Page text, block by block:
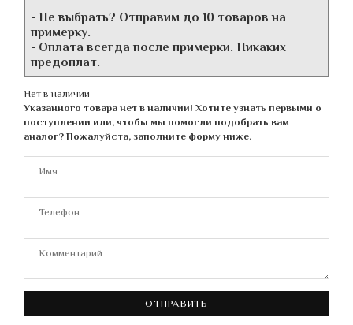
- Не выбрать? Отправим до 10 товаров на
примерку.
- Оплата всегда после примерки. Никаких
предоплат.
Нет в наличии
Указанного товара нет в наличии! Хотите узнать первыми о
поступлении или, чтобы мы помогли подобрать вам
аналог? Пожалуйста, заполните форму ниже.
ОТПРАВИТЬ